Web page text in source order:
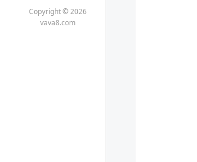
Copyright © 2026
vava8.com